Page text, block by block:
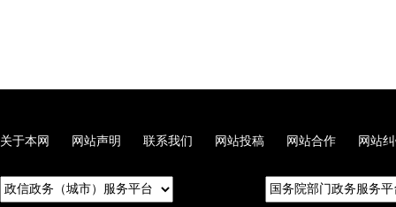
关于本网 网站声明 联系我们 网站投稿 网站合作 网站